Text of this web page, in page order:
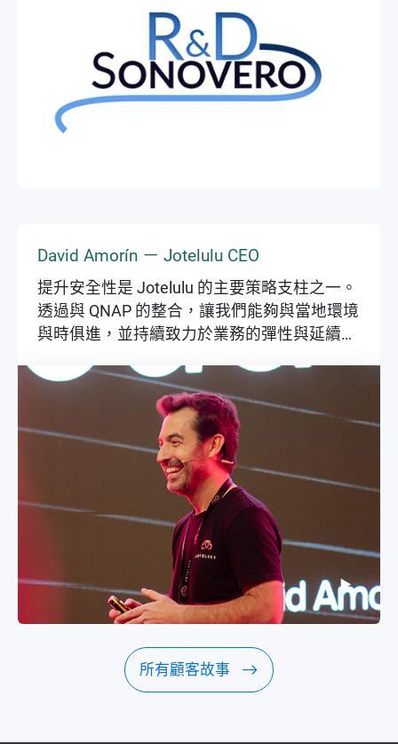
David Amorín － Jotelulu CEO
提升安全性是 Jotelulu 的主要策略支柱之一。
透過與 QNAP 的整合，讓我們能夠與當地環境
與時俱進，並持續致力於業務的彈性與延續
續創造價值的絕佳機會。
▶ ▶
所有顧客故事